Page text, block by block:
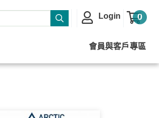
Login 0
會員與客戶專區